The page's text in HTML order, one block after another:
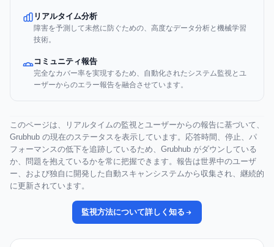
リアルタイム分析
障害を予測して未然に防ぐための、高度なデータ分析と機械学習
技術。
コミュニティ報告
完全なカバー率を実現するため、自動化されたシステム監視とユ
ーザーからのエラー報告を融合させています。
このページは、リアルタイムの監視とユーザーからの報告に基づいて、
Grubhub の現在のステータスを表示しています。応答時間、停止、パ
フォーマンスの低下を追跡しているため、Grubhub がダウンしている
か、問題を抱えているかを常に把握できます。報告は世界中のユーザ
ー、および独自に開発した自動スキャンシステムから収集され、継続的
に更新されています。
監視方法について詳しく知る